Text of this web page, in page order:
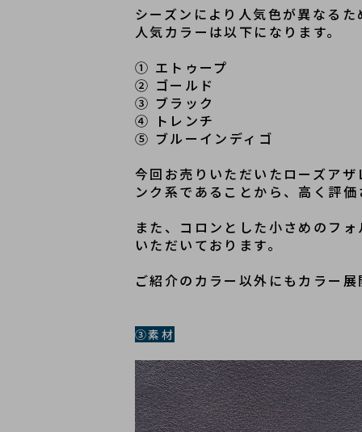
シーズンにより人気色が異なる
人気カラーは以下になります。
① エトゥープ
② ゴールド
③ ブラック
④ トレンチ
⑤ ブルーインディゴ
今回お売りいただいたローズア
ンク系であることから、高く評
また、コロンとした小さめのフ
いただいております。
ご紹介のカラー以外にもカラー
③素材